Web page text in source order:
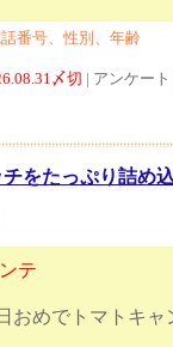
番号、性別、年齢
〆切 | アンケート
をたっぷり詰め
テ
おめでトマトキャ